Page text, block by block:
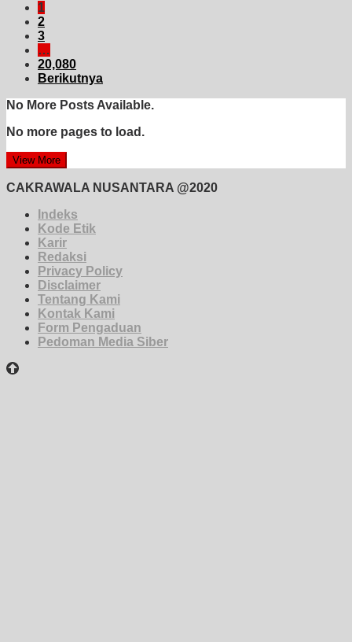
1
2
3
…
20,080
Berikutnya
No More Posts Available.
No more pages to load.
View More
CAKRAWALA NUSANTARA @2020
Indeks
Kode Etik
Karir
Redaksi
Privacy Policy
Disclaimer
Tentang Kami
Kontak Kami
Form Pengaduan
Pedoman Media Siber